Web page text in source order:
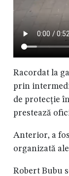
Racordat la
prin
de protecție
prestează
Anterior, a
organizată
Robert Bubu